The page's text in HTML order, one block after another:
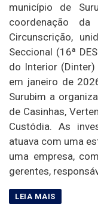
município de
coordenação
Circunscrição,
Seccional (16ª
do Interior
em janeiro de
Surubim a
de Casinhas,
Custódia. As
atuava com uma
uma empresa,
gerentes,